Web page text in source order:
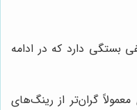
بستگی دارد که در ادامه
گران‌تر از رینگ‌های